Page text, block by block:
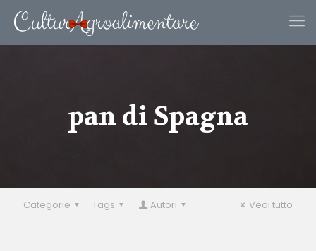
pan di Spagna
Categorie Tags Autori Vedi tutto